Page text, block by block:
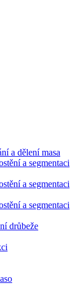
a dělení masa
a segmentaci
a segmentaci
a segmentaci
drůbeže